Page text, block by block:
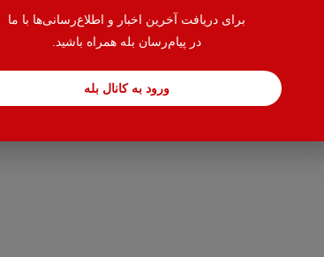
برای دریافت آخرین اخبار و اطلاع‌رسانی‌ها با ما
در پیام‌رسان بله همراه باشید.
ورود به کانال بله